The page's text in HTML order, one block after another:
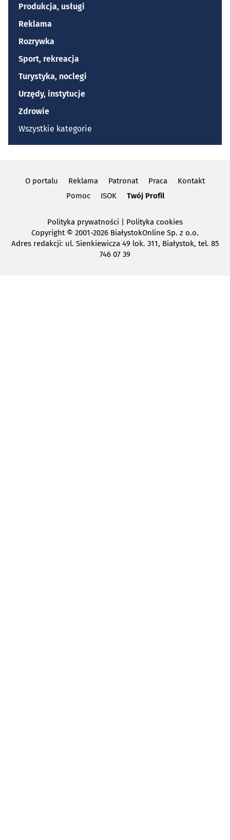
Produkcja, usługi
Reklama
Rozrywka
Sport, rekreacja
Turystyka, noclegi
Urzędy, instytucje
Zdrowie
Wszystkie kategorie
O portalu Reklama Patronat Praca
Kontakt
Pomoc
ISOK Twój Profil
Polityka prywatności | Polityka cookies
Copyright © 2001-2026 BiałystokOnline Sp. z o.o.
Adres redakcji: ul. Sienkiewicza 49 lok. 311, Białystok, tel. 85
746 07 39